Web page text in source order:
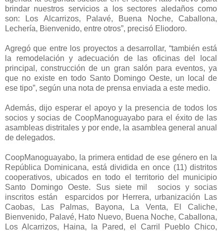
brindar nuestros servicios a los sectores aledaños como
son: Los Alcarrizos, Palavé, Buena Noche, Caballona,
Lechería, Bienvenido, entre otros”, precisó Eliodoro.
Agregó que entre los proyectos a desarrollar, “también está
la remodelación y adecuación de las oficinas del local
principal, construcción de un gran salón para eventos, ya
que no existe en todo Santo Domingo Oeste, un local de
ese tipo”, según una nota de prensa enviada a este medio.
Además, dijo esperar el apoyo y la presencia de todos los
socios y socias de CoopManoguayabo para el éxito de las
asambleas distritales y por ende, la asamblea general anual
de delegados.
CoopManoguayabo, la primera entidad de ese género en la
República Dominicana, está dividida en once (11) distritos
cooperativos, ubicados en todo el territorio del municipio
Santo Domingo Oeste. Sus siete mil socios y socias
inscritos están esparcidos por Herrera, urbanización Las
Caobas, Las Palmas, Bayona, La Venta, El Caliche,
Bienvenido, Palavé, Hato Nuevo, Buena Noche, Caballona,
Los Alcarrizos, Haina, la Pared, el Carril Pueblo Chico,